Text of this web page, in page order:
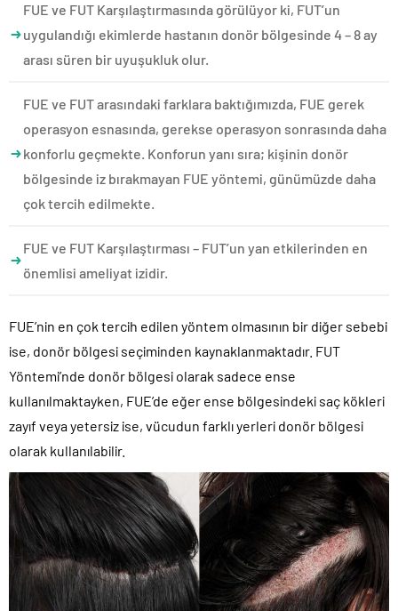
FUE ve FUT Karşılaştırmasında görülüyor ki, FUT’un
uygulandığı ekimlerde hastanın donör bölgesinde 4 – 8 ay
arası süren bir uyuşukluk olur.
FUE ve FUT arasındaki farklara baktığımızda, FUE gerek
operasyon esnasında, gerekse operasyon sonrasında daha
konforlu geçmekte. Konforun yanı sıra; kişinin donör
bölgesinde iz bırakmayan FUE yöntemi, günümüzde daha
çok tercih edilmekte.
FUE ve FUT Karşılaştırması – FUT’un yan etkilerinden en
önemlisi ameliyat izidir.
FUE’nin en çok tercih edilen yöntem olmasının bir diğer sebebi
ise, donör bölgesi seçiminden kaynaklanmaktadır. FUT
Yöntemi’nde donör bölgesi olarak sadece ense
kullanılmaktayken, FUE’de eğer ense bölgesindeki saç kökleri
zayıf veya yetersiz ise, vücudun farklı yerleri donör bölgesi
olarak kullanılabilir.